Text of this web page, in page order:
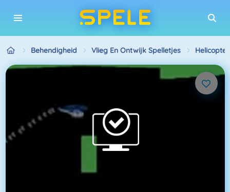
Behendigheid Vlieg En Ontwijk Spelletjes Helicopter